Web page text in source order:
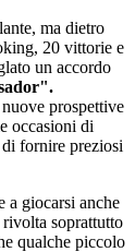
ma dietro
20 vittorie e
un accordo
prospettive
occasioni di
fornire preziosi
a giocarsi anche
rivolta soprattutto
qualche piccolo